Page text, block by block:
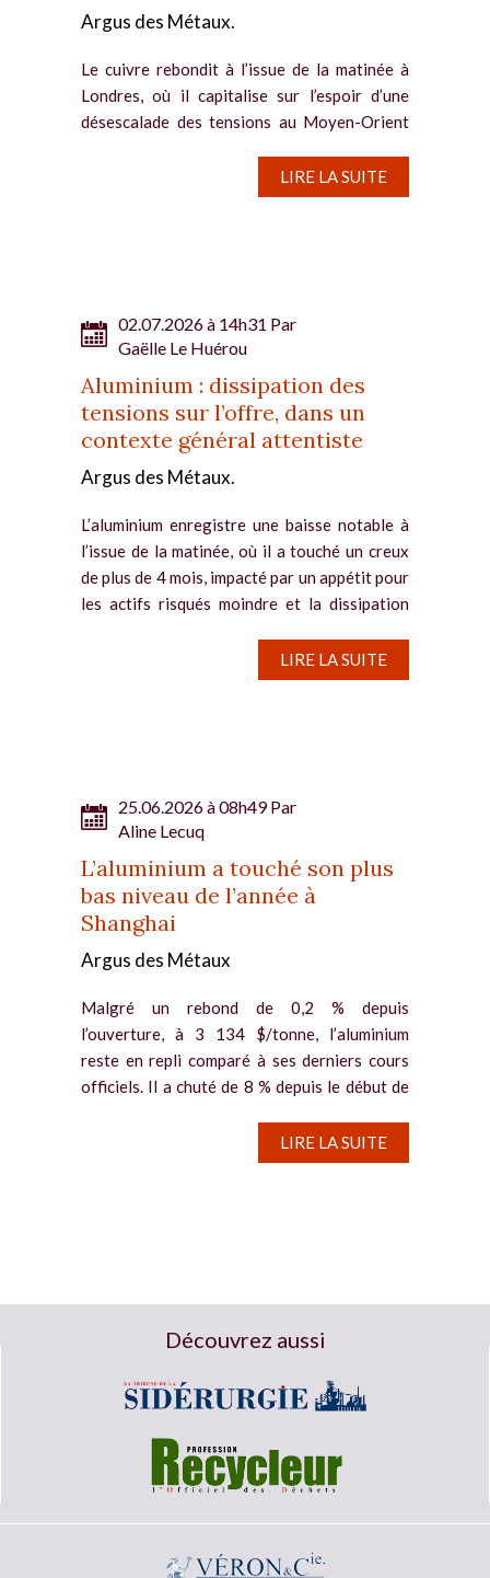
Argus des Métaux.
Le cuivre rebondit à l’issue de la matinée à
Londres, où il capitalise sur l’espoir d’une
désescalade des tensions au Moyen-Orient
progression. Le contrat à trois mois du cuivre
LIRE LA SUITE
02.07.2026 à 14h31 Par
Gaëlle Le Huérou
Aluminium : dissipation des
tensions sur l’offre, dans un
contexte général attentiste
Argus des Métaux.
L’aluminium enregistre une baisse notable à
l’issue de la matinée, où il a touché un creux
de plus de 4 mois, impacté par un appétit pour
les actifs risqués moindre et la dissipation
LIRE LA SUITE
25.06.2026 à 08h49 Par
Aline Lecuq
L’aluminium a touché son plus
bas niveau de l’année à
Shanghai
Argus des Métaux
Malgré un rebond de 0,2 % depuis
l’ouverture, à 3 134 $/tonne, l’aluminium
reste en repli comparé à ses derniers cours
officiels. Il a chuté de 8 % depuis le début de
LIRE LA SUITE
Découvrez aussi